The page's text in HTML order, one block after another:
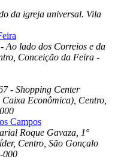
da igreja universal. Vila
Ao lado dos Correios e da
Conceição da Feira -
- Shopping Center
Econômica), Centro,
Campos
Roque Gavaza, 1°
Centro, São Gonçalo
000